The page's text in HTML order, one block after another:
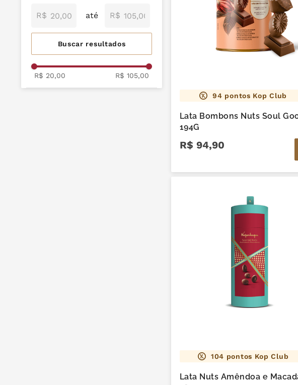
Lactose
R$ R$
R$ 20,00 R$ 105,00
94 pontos Kop Club
Lata Bombons Nuts Soul
194G
R$ 94,90
104 pontos Kop Club
Lata Nuts Amêndoa e
cereja